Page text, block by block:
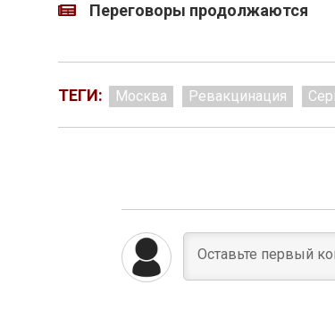
Переговоры продолжаются
ТЕГИ: Москва Ревакцинация